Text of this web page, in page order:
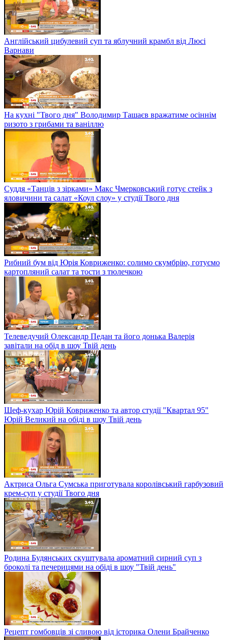
Англійський цибулевий суп та яблучний крамбл від Люсі
Варнави
На кухні "Твого дня" Володимир Ташаєв вражатиме осіннім
ризото з грибами та ваніллю
Суддя «Танців з зірками» Макс Чмерковський готує стейк з
яловичини та салат «Коул слоу» у студії Твого дня
Рибний бум від Юрія Ковриженко: солимо скумбрію, готуємо
картопляний салат та тости з тюлечкою
Телеведучий Олександр Педан та його донька Валерія
завітали на обід в шоу Твій день
Шеф-кухар Юрій Ковриженко та автор студії "Квартал 95"
Юрій Великий на обіді в шоу Твій день
Актриса Ольга Сумська приготувала королівський гарбузовий
крем-суп у студії Твого дня
Родина Будянських скуштувала ароматний сирний суп з
броколі та печерицями на обіді в шоу "Твій день"
Рецепт гомбовців зі сливою від історика Олени Брайченко